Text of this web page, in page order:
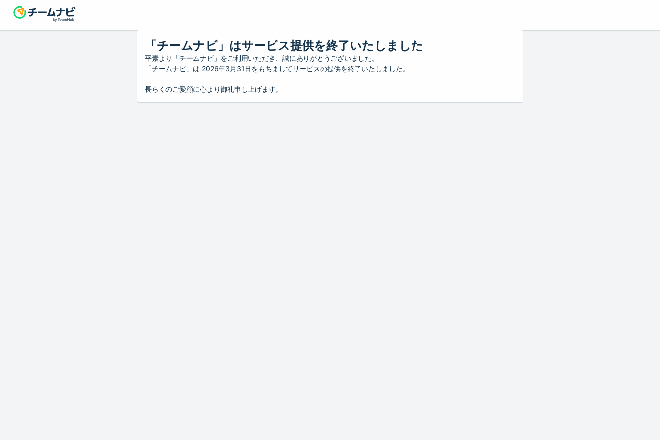
「チームナビ」はサービス提供を終了いたしました
平素より「チームナビ」をご利用いただき、誠にありがとうございました。
「チームナビ」は 2026年3月31日をもちましてサービスの提供を終了いたしました。
長らくのご愛顧に心より御礼申し上げます。